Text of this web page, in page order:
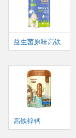
益生菌原味高铁
高铁锌钙